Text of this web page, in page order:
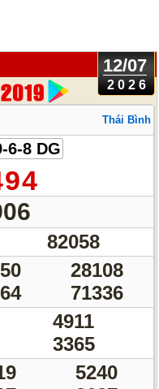
12/07
2026
Thái Bình
6-8 DG
82058
28108
71336
4911
3365
5240